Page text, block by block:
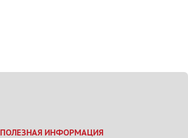
ПОЛЕЗНАЯ ИНФОРМАЦИЯ